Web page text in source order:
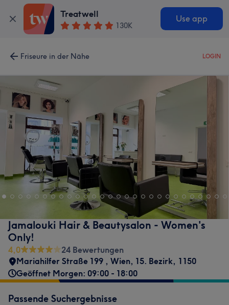
Treatwell
130K
Use app
Friseure in der Nähe LOGIN
Jamalouki Hair & Beautysalon - Women's
Only!
4,0
24 Bewertungen
Mariahilfer Straße 199 , Wien, 15. Bezirk, 1150
Geöffnet Morgen: 09:00 - 18:00
Passende Suchergebnisse